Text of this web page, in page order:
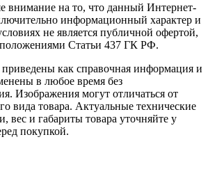
внимание на то, что данный Интернет-
информационный характер и
не является публичной офертой,
Статьи 437 ГК РФ.
как справочная информация и
в любое время без
Изображения могут отличаться от
вида товара. Актуальные технические
вес и габариты товара уточняйте у
покупкой.